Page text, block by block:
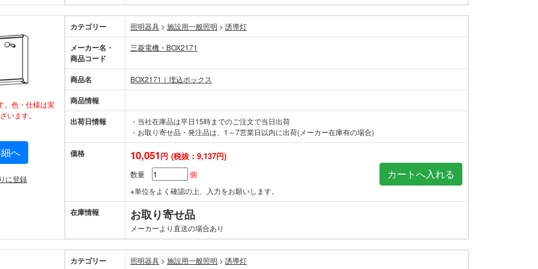
。色・仕様は実
います。
へ
に登録
カテゴリー 照明器具 > 施設用一般照明 > 誘導灯
メーカー名・
商品コード
三菱電機・BOX2171
商品名 BOX2171｜埋込ボックス
商品情報
出荷日情報
・当社在庫品は平日15時までのご注文で当日出荷
・お取り寄せ品・発注品は、1～7営業日以内に出荷(メーカー在庫有の場合)
価格 10,051円 (税抜：9,137円)
数量
個
※単位をよく確認の上、入力をお願いします。
在庫情報 お取り寄せ品
メーカーより直送の場合あり
カテゴリー 照明器具 > 施設用一般照明 > 誘導灯